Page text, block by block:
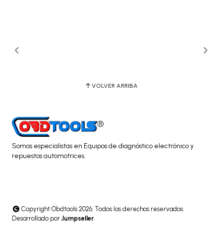
VOLVER ARRIBA
Somos especialistas en Equipos de diagnóstico electrónico y
repuestos automotrices.
Copyright Obdtools 2026. Todos los derechos reservados.
Desarrollado por Jumpseller.